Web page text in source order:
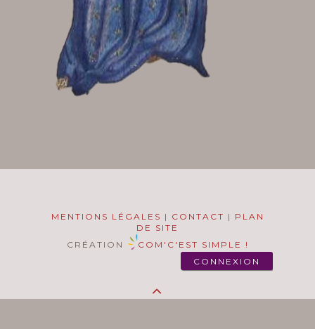
MENTIONS LÉGALES | CONTACT | PLAN
DE SITE
CRÉATION
COM'C'EST SIMPLE !
CONNEXION